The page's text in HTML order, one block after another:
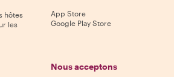
hôtes
les
App Store
Google Play Store
Nous acceptons